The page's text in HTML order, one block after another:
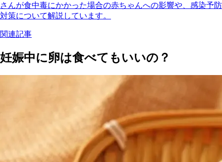
さんが食中毒にかかった場合の赤ちゃんへの影響や、感染予防
対策について解説しています。
関連記事
妊娠中に卵は食べてもいいの？